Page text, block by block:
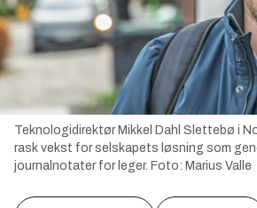
Teknologidirektør Mikkel Dahl Slettebø i
rask vekst for selskapets løsning som
journalnotater for leger. Foto: Marius Valle